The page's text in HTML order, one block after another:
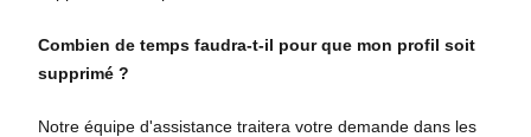
Combien de temps faudra-t-il pour que mon profil soit
supprimé ?
Notre équipe d'assistance traitera votre demande dans les